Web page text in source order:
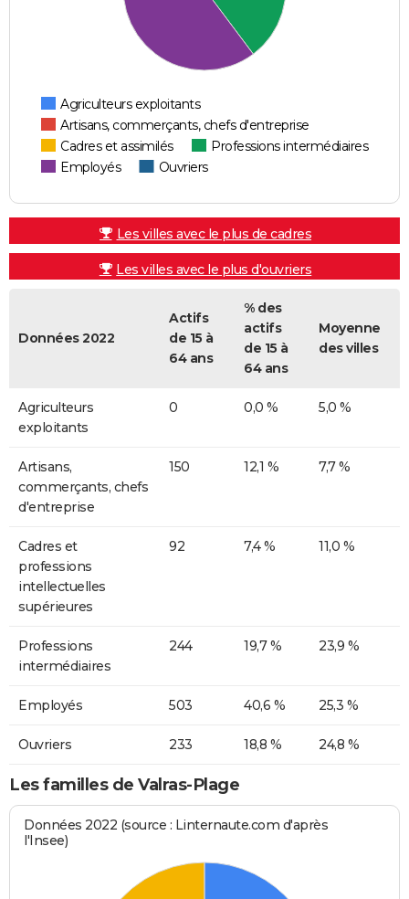
Agriculteurs exploitants
Artisans, commerçants, chefs d'entreprise
Cadres et assimilés
Professions intermédiaires
Employés
Ouvriers
Les villes avec le plus de cadres
Les villes avec le plus d'ouvriers
Données 2022
Actifs
de 15 à
64 ans
% des
actifs
de 15 à
64 ans
Moyenne
des villes
Agriculteurs
exploitants
0 0,0 % 5,0 %
Artisans,
commerçants, chefs
d'entreprise
150 12,1 % 7,7 %
Cadres et
professions
intellectuelles
supérieures
92 7,4 % 11,0 %
Professions
intermédiaires
244 19,7 % 23,9 %
Employés 503 40,6 % 25,3 %
Ouvriers 233 18,8 % 24,8 %
Les familles de Valras-Plage
Données 2022 (source : Linternaute.com d'après
l'Insee)